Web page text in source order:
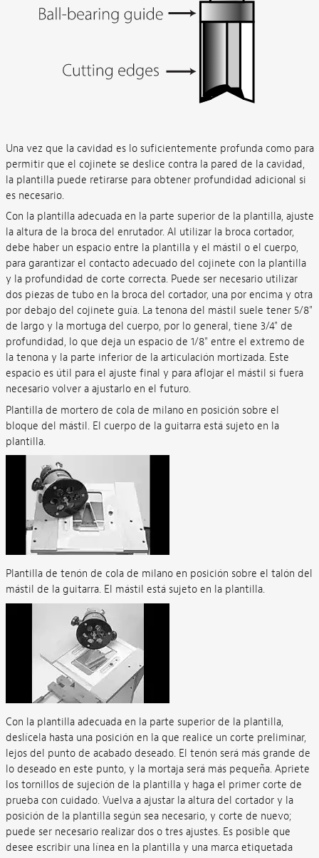
Una vez que la cavidad es lo suficientemente profunda como para
permitir que el cojinete se deslice contra la pared de la cavidad,
la plantilla puede retirarse para obtener profundidad adicional si
es necesario.
Con la plantilla adecuada en la parte superior de la plantilla, ajuste
la altura de la broca del enrutador. Al utilizar la broca cortador,
debe haber un espacio entre la plantilla y el mástil o el cuerpo,
para garantizar el contacto adecuado del cojinete con la plantilla
y la profundidad de corte correcta. Puede ser necesario utilizar
dos piezas de tubo en la broca del cortador, una por encima y otra
por debajo del cojinete guía. La tenona del mástil suele tener 5/8"
de largo y la mortuga del cuerpo, por lo general, tiene 3/4" de
profundidad, lo que deja un espacio de 1/8" entre el extremo de
la tenona y la parte inferior de la articulación mortizada. Este
espacio es útil para el ajuste final y para aflojar el mástil si fuera
necesario volver a ajustarlo en el futuro.
Plantilla de mortero de cola de milano en posición sobre el
bloque del mástil. El cuerpo de la guitarra está sujeto en la
plantilla.
Plantilla de tenón de cola de milano en posición sobre el talón del
mástil de la guitarra. El mástil está sujeto en la plantilla.
Con la plantilla adecuada en la parte superior de la plantilla,
deslícela hasta una posición en la que realice un corte preliminar,
lejos del punto de acabado deseado. El tenón será más grande de
lo deseado en este punto, y la mortaja será más pequeña. Apriete
los tornillos de sujeción de la plantilla y haga el primer corte de
prueba con cuidado. Vuelva a ajustar la altura del cortador y la
posición de la plantilla según sea necesario, y corte de nuevo;
puede ser necesario realizar dos o tres ajustes. Es posible que
desee escribir una línea en la plantilla y una marca etiquetada